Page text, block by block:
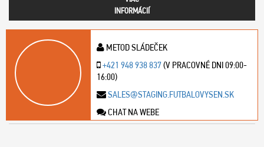
INFORMÁCIÍ
METOD SLÁDEČEK
+421 948 938 837(V PRACOVNÉ DNI 09:00-
16:00)
SALES@STAGING.FUTBALOVYSEN.SK
CHAT NA WEBE